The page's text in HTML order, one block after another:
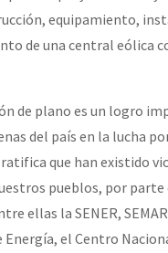
equipamiento,
de una central eólica
de plano es un logro
del país en la lucha
que han existido
pueblos, por parte
ellas la SENER,
Energía, el Centro